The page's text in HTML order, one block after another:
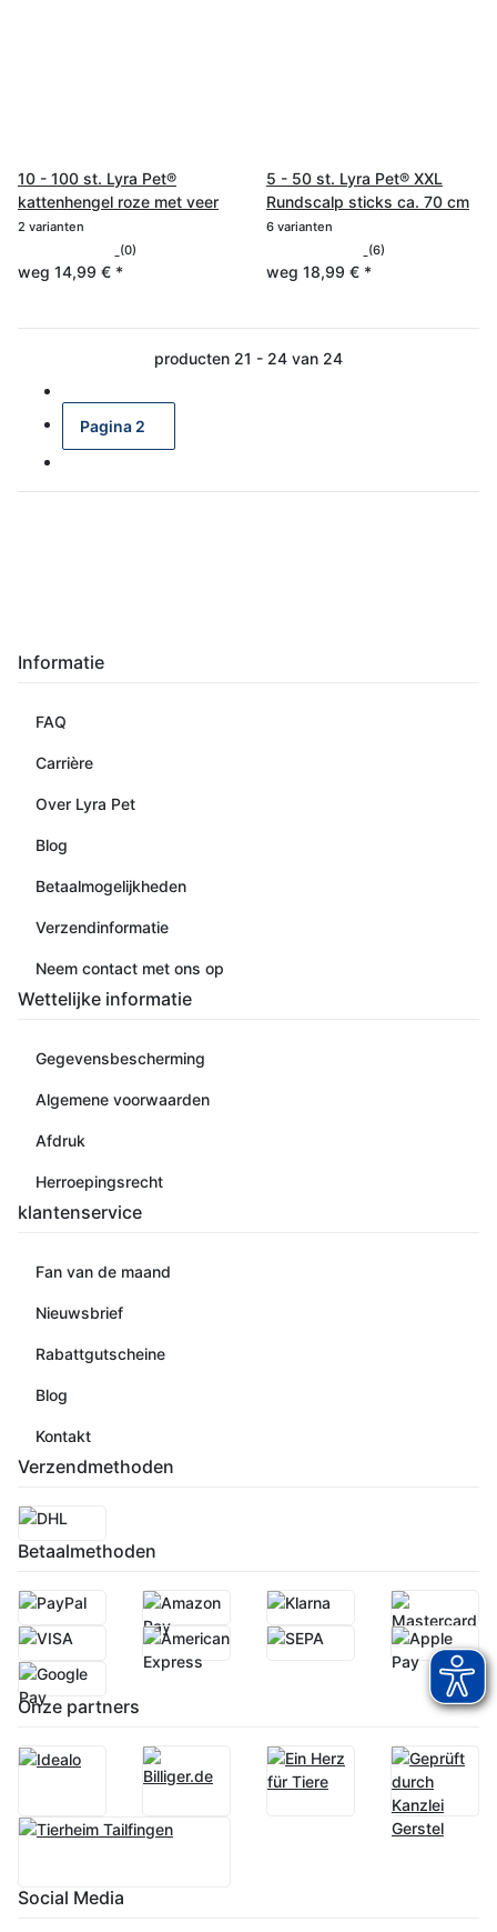
10 - 100 st. Lyra Pet®
kattenhengel roze met veer
2 varianten
(0)
weg 14,99 € *
5 - 50 st. Lyra Pet® XXL
Rundscalp sticks ca. 70 cm
6 varianten
(6)
weg 18,99 € *
producten 21 - 24 van 24
Pagina 2
Informatie
FAQ
Carrière
Over Lyra Pet
Blog
Betaalmogelijkheden
Verzendinformatie
Neem contact met ons op
Wettelijke informatie
Gegevensbescherming
Algemene voorwaarden
Afdruk
Herroepingsrecht
klantenservice
Fan van de maand
Nieuwsbrief
Rabattgutscheine
Blog
Kontakt
Verzendmethoden
Betaalmethoden
Onze partners
Social Media